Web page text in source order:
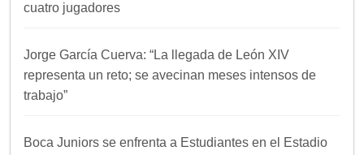
cuatro jugadores
Jorge García Cuerva: “La llegada de León XIV
representa un reto; se avecinan meses intensos de
trabajo”
Boca Juniors se enfrenta a Estudiantes en el Estadio